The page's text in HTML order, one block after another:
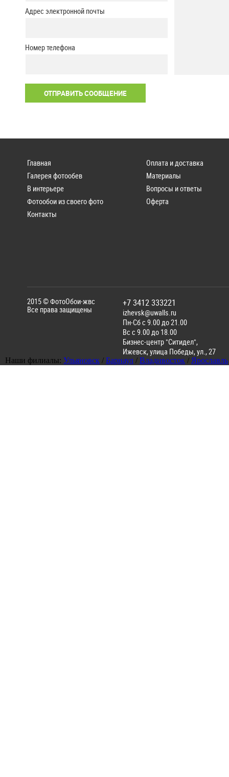
Адрес электронной почты
Номер телефона
Главная
Галерея фотообев
В интерьере
Фотообои из своего фото
Контакты
Оплата и доставка
Материалы
Вопросы и ответы
Оферта
2015 ©ФотоОбои-жвс
Все права защищены
+7 3412 333221
izhevsk@uwalls.ru
Пн-Сб с 9.00 до 21.00
Вс с 9.00 до 18.00
Бизнес-центр "Ситидел",
Ижевск,улица Победы, ул., 27
Наши филиалы: Ульяновск / Барнаул / Владивосток / Ярославль